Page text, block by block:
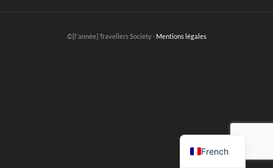
©[l'année] Travellers Society · Mentions légales
French